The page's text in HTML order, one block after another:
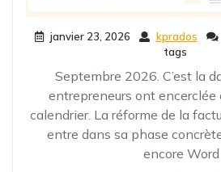
janvier 23, 2026 kprados
tags
Septembre 2026. C’est la
entrepreneurs ont encerclée
calendrier. La réforme de la
entre dans sa phase
encore Word